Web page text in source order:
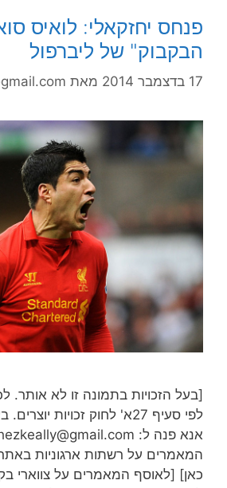
פנחס יחזקאלי: לואיס
הבקבוק" של ליברפול
17 בדצמבר 2014 מאת
[בעל הזכויות בתמונה זו לא אותר.
לפי סעיף 27א' לחוק זכויות
המאמרים על רשתות ארגוניות באתר
כאן] [לאוסף המאמרים על צווארי